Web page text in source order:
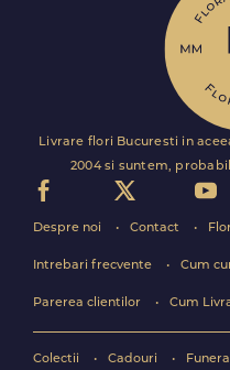
Livrare flori Bucuresti in
2004 si suntem,
Despre noi Contact
Intrebari frecvente Cum
Parerea clientilor Cum
Colectii Cadouri